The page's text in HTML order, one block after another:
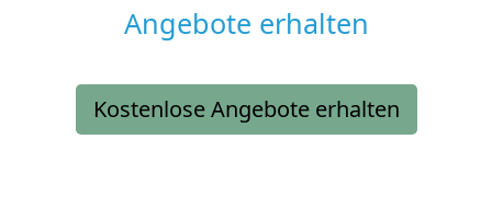
Angebote erhalten
Kostenlose Angebote erhalten